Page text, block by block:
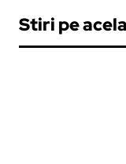
Stiri pe